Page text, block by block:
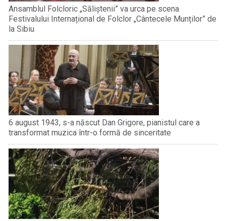
Ansamblul Folcloric „Săliștenii” va urca pe scena
Festivalului Internațional de Folclor „Cântecele Munților” de
la Sibiu
6 august 1943, s-a născut Dan Grigore, pianistul care a
transformat muzica într-o formă de sinceritate